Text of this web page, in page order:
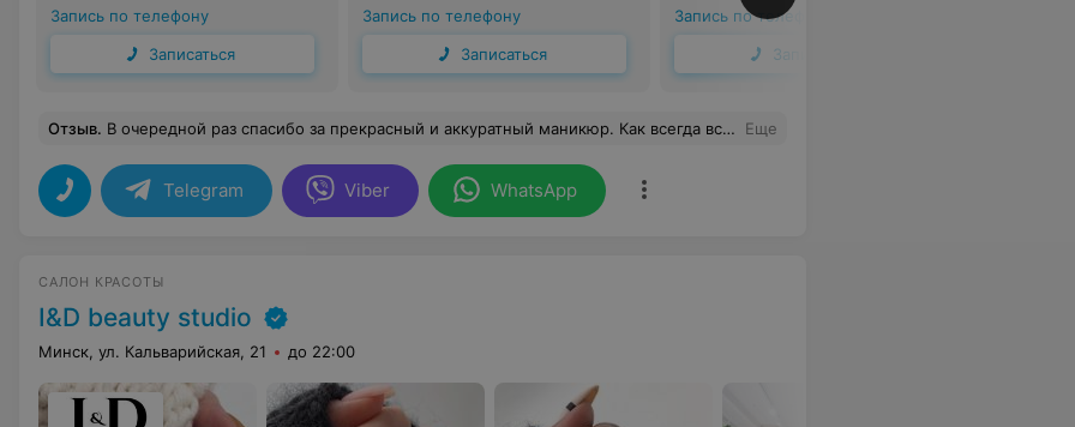
Запись по телефону
Записаться
Запись по телефону
Записаться
Запись по телефону
Записаться
Отзыв. В очередной раз спасибо за прекрасный и аккуратный маникюр. Как всегда все на высшем уровне. Благодарю Еще
Telegram Viber WhatsApp
САЛОН КРАСОТЫ
I&D beauty studio
Минск, ул. Кальварийская, 21 до 22:00